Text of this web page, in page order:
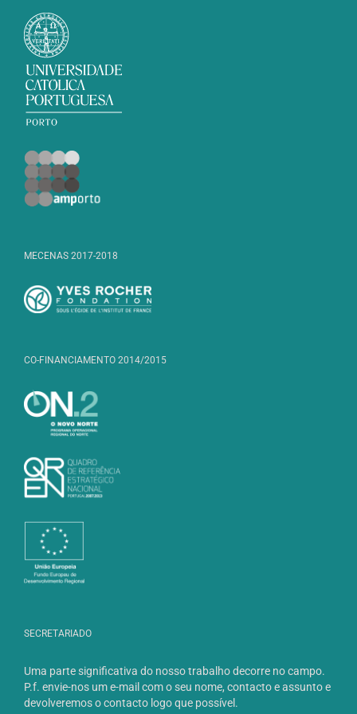
MECENAS 2017-2018
CO-FINANCIAMENTO 2014/2015
SECRETARIADO
Uma parte significativa do nosso trabalho decorre no campo.
P.f. envie-nos um e-mail com o seu nome, contacto e assunto e
devolveremos o contacto logo que possível.